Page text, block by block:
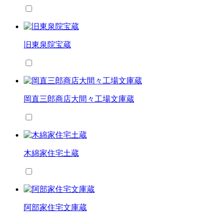
旧東泉院宝蔵
岡直三郎商店大間々工場文庫蔵
木綿家住宅土蔵
阿部家住宅文庫蔵